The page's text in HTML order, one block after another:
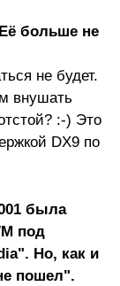
больше не
не будет.
внушать
:-) Это
DX9 по
была
под
Но, как и
пошел".